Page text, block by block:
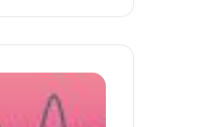
آگهی
محصولات